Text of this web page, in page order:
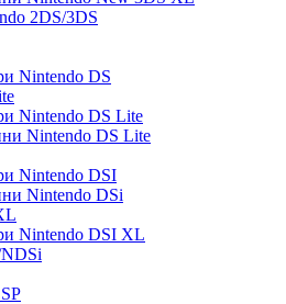
2DS/3DS
Nintendo DS
Nintendo DS Lite
Nintendo DS Lite
Nintendo DSI
Nintendo DSi
Nintendo DSI XL